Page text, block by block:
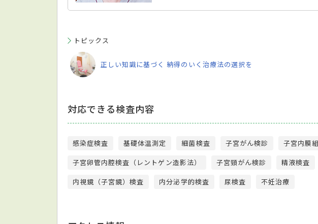
トピックス
正しい知識に基づく 納得のいく治療法の選択を
対応できる検査内容
感染症検査 基礎体温測定 細菌検査 子宮がん検診
子宮内膜
子宮卵管内腔検査（レントゲン造影法）
子宮頸がん検診 精液検査
内視鏡（子宮鏡）検査
内分泌学的検査 尿検査 不妊治療